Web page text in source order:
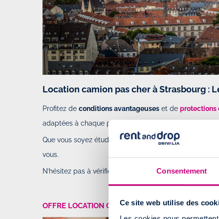
Consentement
Ce site web utilise des
Location camion pas cher à Strasbourg :
Profitez de conditions avantageuses et de protections
adaptées à chaque personne et chaque étape de votre
Que vous soyez étudiant, jeune parent, professionnel
vous.
N’hésitez pas à vérifier nos conditions de locationavant
OFFRE LOCATION CAMION PAS CHER POUR LES